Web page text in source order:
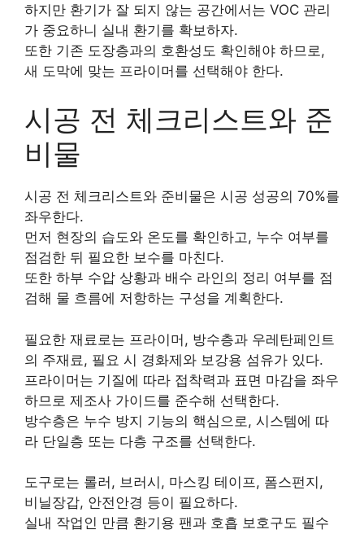
하지만 환기가 잘 되지 않는 공간에서는 VOC 관리
가 중요하니 실내 환기를 확보하자.
또한 기존 도장층과의 호환성도 확인해야 하므로,
새 도막에 맞는 프라이머를 선택해야 한다.
시공 전 체크리스트와 준
비물
시공 전 체크리스트와 준비물은 시공 성공의 70%를
좌우한다.
먼저 현장의 습도와 온도를 확인하고, 누수 여부를
점검한 뒤 필요한 보수를 마친다.
또한 하부 수압 상황과 배수 라인의 정리 여부를 점
검해 물 흐름에 저항하는 구성을 계획한다.
필요한 재료로는 프라이머, 방수층과 우레탄페인트
의 주재료, 필요 시 경화제와 보강용 섬유가 있다.
프라이머는 기질에 따라 접착력과 표면 마감을 좌우
하므로 제조사 가이드를 준수해 선택한다.
방수층은 누수 방지 기능의 핵심으로, 시스템에 따
라 단일층 또는 다층 구조를 선택한다.
도구로는 롤러, 브러시, 마스킹 테이프, 폼스펀지,
비닐장갑, 안전안경 등이 필요하다.
실내 작업인 만큼 환기용 팬과 호흡 보호구도 필수